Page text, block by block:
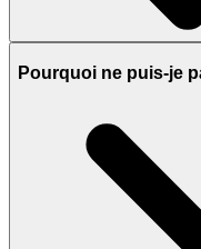
Pourquoi ne puis-je